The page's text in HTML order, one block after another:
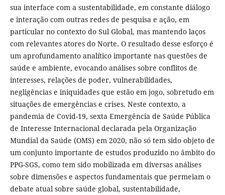
sua interface com a sustentabilidade, em constante diálogo
e interação com outras redes de pesquisa e ação, em
particular no contexto do Sul Global, mas mantendo laços
com relevantes atores do Norte. O resultado desse esforço é
um aprofundamento analítico importante nas questões de
saúde e ambiente, evocando análises sobre conflitos de
interesses, relações de poder, vulnerabilidades,
negligências e iniquidades que estão em jogo, sobretudo em
situações de emergências e crises. Neste contexto, a
pandemia de Covid-19, sexta Emergência de Saúde Pública
de Interesse Internacional declarada pela Organização
Mundial da Saúde (OMS) em 2020, não só tem sido objeto de
um conjunto importante de estudos produzido no âmbito do
PPG-SGS, como tem sido mobilizada em diversas análises
sobre dimensões e aspectos fundamentais que permeiam o
debate atual sobre saúde global, sustentabilidade,